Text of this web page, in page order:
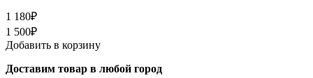
1 180₽
1 500₽
Добавить в корзину
Доставим товар в любой город